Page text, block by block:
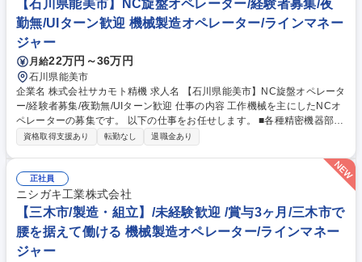
【石川県能美市】NC旋盤オペレーター/経験者募集/夜
勤無/UIターン歓迎 機械製造オペレーター/ラインマネー
ジャー
月給22万円～36万円
石川県能美市
企業名 株式会社サカモト精機 求人名 【石川県能美市】NC旋盤オペレータ
ー/経験者募集/夜勤無/UIターン歓迎 仕事の内容 工作機械を主にしたNCオ
ペレーターの募集です。 以下の仕事をお任せします。 ■各種精密機器部品
加工の製造業務 ■製品梱包及び出荷などの付帯作業 【当社について】 ・
動されない芝生整備用の金具を生産しており、複数の特許も取得すること
で他社は真似できず、当社はトップクラスのシェアを誇ります。 ・長年小
さな部品の金属加工を取り扱うことで高い品質と技術が認められ、大手企
業様とは3～40年の間、直接のお取引がございます。 (変更の範囲：当社
の定める業務) 募集職種 【石川県能美市】NC旋盤オペレーター/経験者募
集/夜勤無/UIターン歓迎
資格取得支援あり 転勤なし 退職金あり
正社員
ニシガキ工業株式会社
【三木市/製造・組立】/未経験歓迎 /賞与3ヶ月/三木市で
腰を据えて働ける 機械製造オペレーター/ラインマネー
ジャー